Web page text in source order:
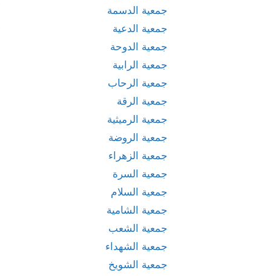
جمعية الدسمة
جمعية الدعية
جمعية الدوحة
جمعية الرابية
جمعية الرحاب
جمعية الرقة
جمعية الرميثية
جمعية الروضة
جمعية الزهراء
جمعية السرة
جمعية السلام
جمعية الشامية
جمعية الشعب
جمعية الشهداء
جمعية الشويخ